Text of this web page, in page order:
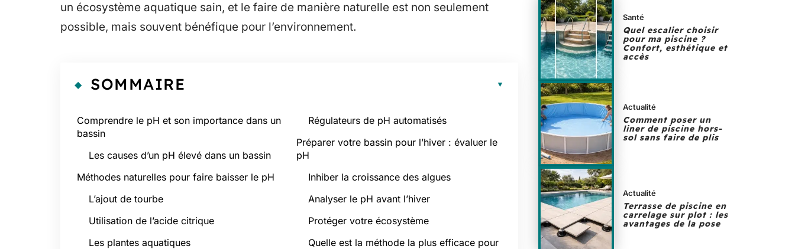
un écosystème aquatique sain, et le faire de manière naturelle est non seulement
possible, mais souvent bénéfique pour l’environnement.
SOMMAIRE
Comprendre le pH et son importance dans un
bassin
Les causes d’un pH élevé dans un bassin
Méthodes naturelles pour faire baisser le pH
L’ajout de tourbe
Utilisation de l’acide citrique
Les plantes aquatiques
Régulateurs de pH automatisés
Préparer votre bassin pour l’hiver : évaluer le
pH
Inhiber la croissance des algues
Analyser le pH avant l’hiver
Protéger votre écosystème
Quelle est la méthode la plus efficace pour
Santé
Quel escalier choisir
pour ma piscine ?
Confort, esthétique et
accès
Actualité
Comment poser un
liner de piscine hors-
sol sans faire de plis
Actualité
Terrasse de piscine en
carrelage sur plot : les
avantages de la pose